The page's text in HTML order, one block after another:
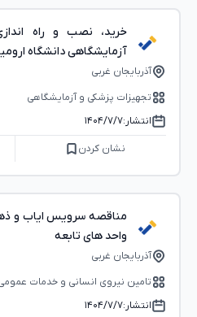
خرید، نصب و راه
آزمایشگاهی دانشگاه
آذربایجان غربی
تجهیزات پزشکی و آزمایشگاهی
انتشار:۱۴۰۴/۷/۷
نشان کردن
مناقصه سرویس ایاب و
واحد های تابعه
آذربایجان غربی
تامین نیروی انسانی و خدمات
ذهاب، خدمات پستی
انتشار:۱۴۰۴/۷/۷